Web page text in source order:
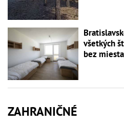
všetkých
bez
ZAHRANIČNÉ